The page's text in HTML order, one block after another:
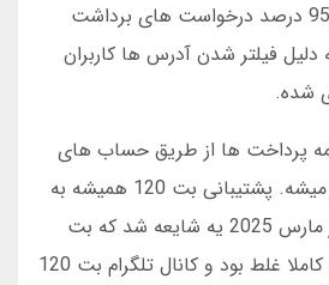
گزارش شد که بیش از 95 درصد درخواست های برداشت
فیلتر شدن آدرس ها کاربران
شده.
پرداخت ها از طریق حساب های
بانکی ثبت شده انجام میشه. پشتیبانی بت 120 همیشه به
کاربران کمک میکنه. در مارس 2025 یه شایعه شد که بت
120 مسدود شده. این کاملا غلط بود و کانال تلگرام بت 120